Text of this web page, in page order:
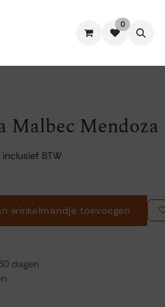
0
Malbec Mendoza
BTW
winkelmandje toevoegen
dagen